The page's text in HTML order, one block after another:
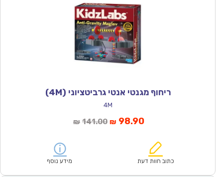
ריחוף מגנטי אנטי גרביטציוני (4M)
4M
₪ 141.00המחיר
₪141.00.
₪ 98.90המחיר
הוא:
כתוב חוות דעת מידע נוסף